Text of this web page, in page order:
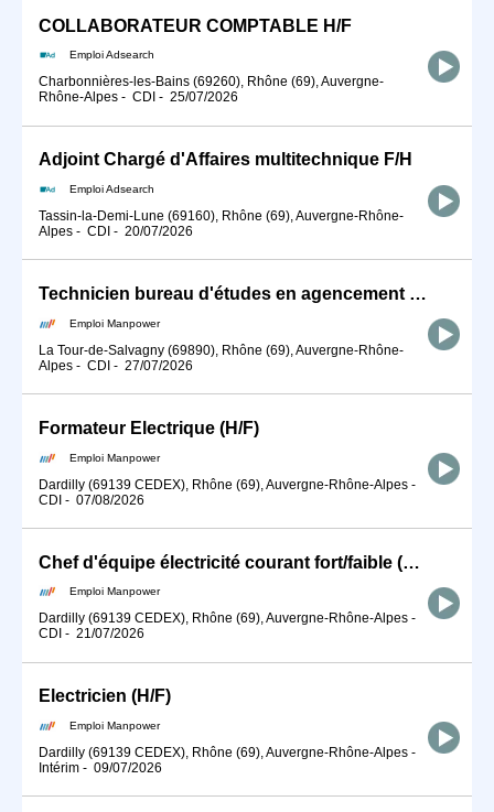
COLLABORATEUR COMPTABLE H/F
Emploi Adsearch
Charbonnières-les-Bains (69260), Rhône (69), Auvergne-
Rhône-Alpes - CDI - 25/07/2026
Adjoint Chargé d'Affaires multitechnique F/H
Emploi Adsearch
Tassin-la-Demi-Lune (69160), Rhône (69), Auvergne-Rhône-
Alpes - CDI - 20/07/2026
Technicien bureau d'études en agencement (H/F)
Emploi Manpower
La Tour-de-Salvagny (69890), Rhône (69), Auvergne-Rhône-
Alpes - CDI - 27/07/2026
Formateur Electrique (H/F)
Emploi Manpower
Dardilly (69139 CEDEX), Rhône (69), Auvergne-Rhône-Alpes -
CDI - 07/08/2026
Chef d'équipe électricité courant fort/faible (H/F)
Emploi Manpower
Dardilly (69139 CEDEX), Rhône (69), Auvergne-Rhône-Alpes -
CDI - 21/07/2026
Electricien (H/F)
Emploi Manpower
Dardilly (69139 CEDEX), Rhône (69), Auvergne-Rhône-Alpes -
Intérim - 09/07/2026